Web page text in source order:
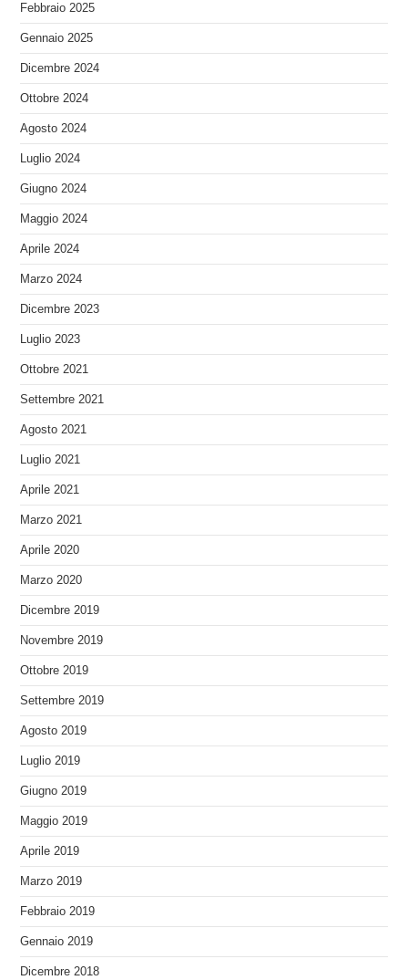
Febbraio 2025
Gennaio 2025
Dicembre 2024
Ottobre 2024
Agosto 2024
Luglio 2024
Giugno 2024
Maggio 2024
Aprile 2024
Marzo 2024
Dicembre 2023
Luglio 2023
Ottobre 2021
Settembre 2021
Agosto 2021
Luglio 2021
Aprile 2021
Marzo 2021
Aprile 2020
Marzo 2020
Dicembre 2019
Novembre 2019
Ottobre 2019
Settembre 2019
Agosto 2019
Luglio 2019
Giugno 2019
Maggio 2019
Aprile 2019
Marzo 2019
Febbraio 2019
Gennaio 2019
Dicembre 2018